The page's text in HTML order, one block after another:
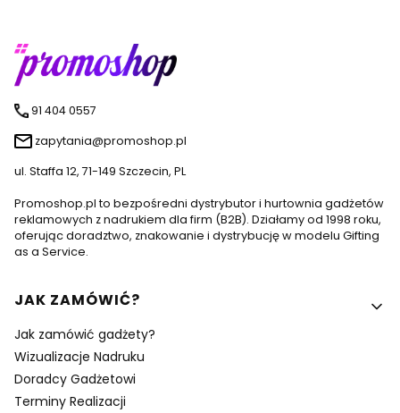
91 404 0557
zapytania@promoshop.pl
ul. Staffa 12, 71-149 Szczecin, PL
Promoshop.pl to bezpośredni dystrybutor i hurtownia gadżetów
reklamowych z nadrukiem dla firm (B2B). Działamy od 1998 roku,
oferując doradztwo, znakowanie i dystrybucję w modelu Gifting
as a Service.
Linki w stopce
JAK ZAMÓWIĆ?
Jak zamówić gadżety?
Wizualizacje Nadruku
Doradcy Gadżetowi
Terminy Realizacji